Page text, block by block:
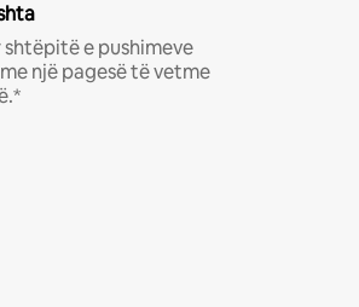
e pushimeve
një pagesë të vetme